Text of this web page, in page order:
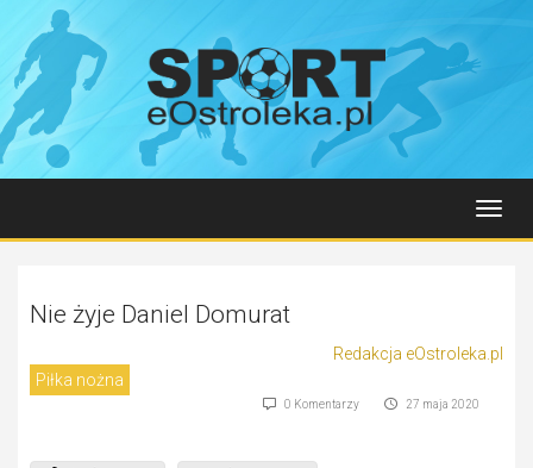
Nie żyje Daniel Domurat
Redakcja eOstroleka.pl
Piłka nożna
27 maja 2020
0 Komentarzy